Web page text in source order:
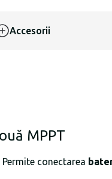
Accesorii
MPPT
conectarea